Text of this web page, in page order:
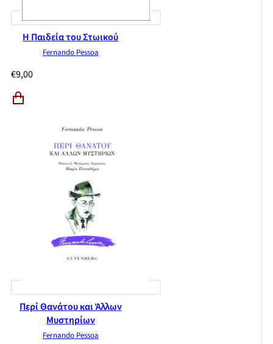
Η Παιδεία του Στωικού
Fernando Pessoa
€9,00
Περί Θανάτου και Άλλων
Μυστηρίων
Fernando Pessoa